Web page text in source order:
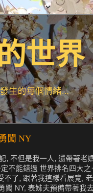
世界
生的每個情緒...
闖 NY
, 不但是我一人, 還帶著老
不能錯過 世界排名四大
不了, 跟著我這樣看展覽,
闖 NY, 表姊夫預備帶著我